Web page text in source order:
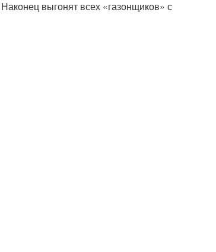
выгонят всех «газонщиков» с